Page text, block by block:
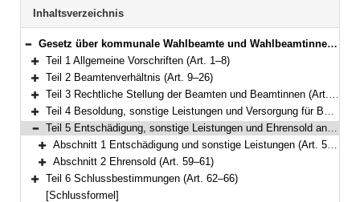
Suche
Navigation
Inhaltsverzeichnis
Bereich reduzieren
Gesetz über kommunale Wahlbeamte und Wahlbeamtinnen (Kommunal-Wahlbeamten-Gesetz – KWBG) Vom 24. Juli 2012 (GVBl. S. 366; 2014 S. 20) BayRS 2022-1-I (Art. 1–66)
Bereich erweitern
Teil 1 Allgemeine Vorschriften (Art. 1–8)
Bereich erweitern
Teil 2 Beamtenverhältnis (Art. 9–26)
Bereich erweitern
Teil 3 Rechtliche Stellung der Beamten und Beamtinnen (Art. 27–44)
Bereich erweitern
Teil 4 Besoldung, sonstige Leistungen und Versorgung für Beamte und Beamtinnen auf Zeit (Art. 45–52)
Bereich reduzieren
Teil 5 Entschädigung, sonstige Leistungen und Ehrensold an Ehrenbeamte und Ehrenbeamtinnen (Art. 53–61)
Bereich erweitern
Abschnitt 1 Entschädigung und sonstige Leistungen (Art. 53–58)
Bereich erweitern
Abschnitt 2 Ehrensold (Art. 59–61)
Bereich erweitern
Teil 6 Schlussbestimmungen (Art. 62–66)
[Schlussformel]